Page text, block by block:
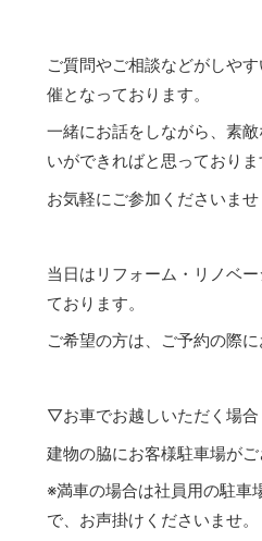
ご質問やご相談などがしや
催となっております。
一緒にお話をしながら、素
いができればと思っておりま
お気軽にご参加くださいませ
当日はリフォーム・リノベ
ております。
ご希望の方は、ご予約の際に
▽お車でお越しいただく場合
建物の脇にお客様駐車場が
※満車の場合は社員用の駐車
で、お声掛けくださいませ。